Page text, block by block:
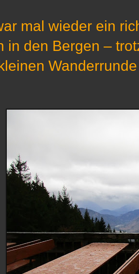
mal wieder ein
in den Bergen –